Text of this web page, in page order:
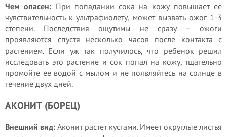
Чем опасен: При попадании сока на кожу повышает ее
чувствительность к ультрафиолету, может вызвать ожог 1-3
степени. Последствия ощутимы не сразу – ожоги
проявляются спустя несколько часов после контакта с
растением. Если уж так получилось, что ребенок решил
исследовать это растение и сок попал на кожу, тщательно
промойте ее водой с мылом и не появляйтесь на солнце в
течение двух дней.
АКОНИТ (БОРЕЦ)
Внешний вид: Аконит растет кустами. Имеет округлые листья